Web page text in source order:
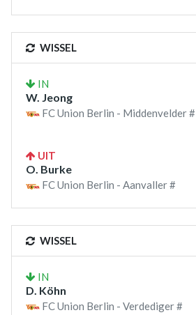
WISSEL
IN
W. Jeong
FC Union Berlin - Middenvelder #
UIT
O. Burke
FC Union Berlin - Aanvaller #
WISSEL
IN
D. Köhn
FC Union Berlin - Verdediger #